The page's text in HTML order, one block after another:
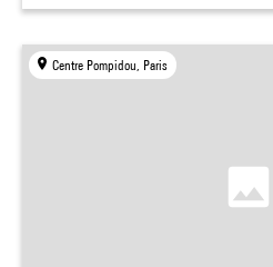
Centre Pompidou, Paris